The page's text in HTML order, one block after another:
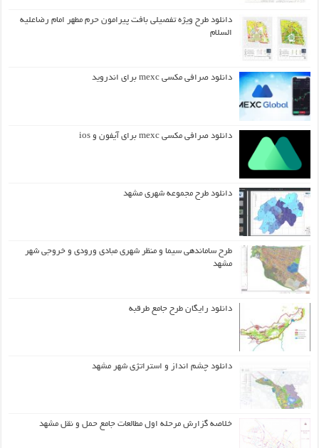
دانلود طرح ويژه تفصيلي بافت پيرامون حرم مطهر امام رضاعليه
السلام
دانلود صرافی مکسی mexc برای اندروید
دانلود صرافی مکسی mexc برای آیفون و ios
دانلود طرح مجموعه شهری مشهد
طرح ساماندهی سیما و منظر شهری مبادی ورودی و خروجی شهر
مشهد
دانلود رایگان طرح جامع طرقبه
دانلود چشم انداز و استراتژی شهر مشهد
خلاصه گزارش مرحله اول مطالعات جامع حمل و نقل مشهد